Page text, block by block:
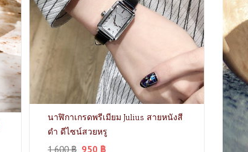
นาฬิกาเกรดพรีเมียม Julius สายหนังสี
ดำ ดีไซน์สวยหรู
1,600฿ 950 ฿